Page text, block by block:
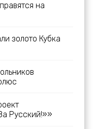
на
золото Кубка
Русский!»»